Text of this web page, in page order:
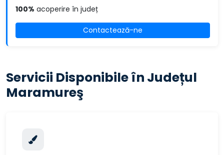
100% acoperire în județ
Contactează-ne
Servicii Disponibile în Județul
Maramureş